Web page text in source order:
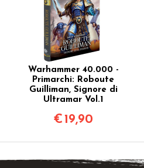
Warhammer 40.000 -
Primarchi: Roboute
Guilliman, Signore di
Ultramar Vol.1
€ 19,90